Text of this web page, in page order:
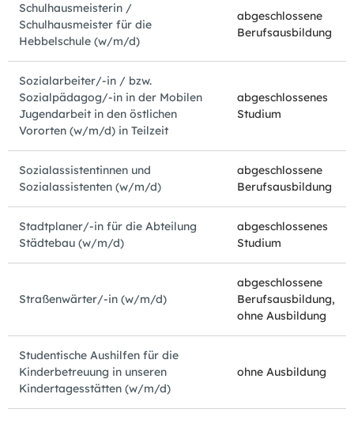
Schulhausmeisterin /
Schulhausmeister für die
Hebbelschule (w/m/d)
abgeschlossene
Berufsausbildung
Sozialarbeiter/-in / bzw.
Sozialpädagog/-in in der Mobilen
Jugendarbeit in den östlichen
Vororten (w/m/d) in Teilzeit
abgeschlossenes
Studium
Sozialassistentinnen und
Sozialassistenten (w/m/d)
abgeschlossene
Berufsausbildung
Stadtplaner/-in für die Abteilung
Städtebau (w/m/d)
abgeschlossenes
Studium
Straßenwärter/-in (w/m/d)
abgeschlossene
Berufsausbildung,
ohne Ausbildung
Studentische Aushilfen für die
Kinderbetreuung in unseren
Kindertagesstätten (w/m/d)
ohne Ausbildung